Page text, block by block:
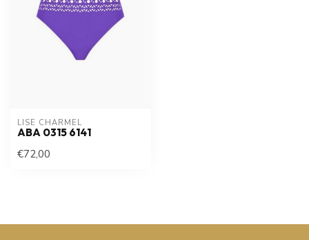
LISE CHARMEL
ABA 0315 6141
€72,00